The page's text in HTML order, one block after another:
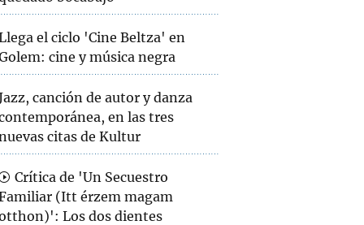
el ciclo 'Cine Beltza' en
cine y música negra
canción de autor y danza
en las tres
citas de Kultur
Crítica de 'Un Secuestro
(Itt érzem magam
Los dos dientes